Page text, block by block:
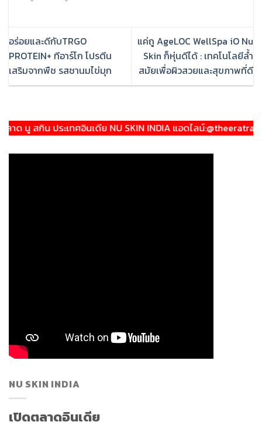
อร่อยและดีกับTRGO
PROTEIN+ ทีอาร์โก โปรตีน
เสริมจากพืช รสชานมไข่มุก
แค่ถู AgeLOC WellSpa iO Nu
Skin ก็หุ่นดีได้ : เทคโนโลยีล้ำ
สมัยเพื่อผิวสวยและสุขภาพที่ดี
ประเทศอินเดีย NU SKIN INDIA แอดไลน์:@theeratraveller
NU SKIN INDIA
เปิดตลาดอินเดีย